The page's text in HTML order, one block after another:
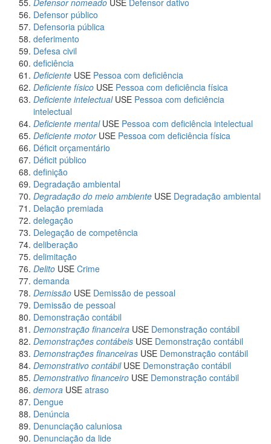
Defensor nomeado USE Defensor dativo
Defensor público
Defensoria pública
deferimento
Defesa civil
deficiência
Deficiente USE Pessoa com deficiência
Deficiente físico USE Pessoa com deficiência física
Deficiente intelectualUSE Pessoa com deficiência
intelectual
Deficiente mentalUSE Pessoa com deficiência intelectual
Deficiente motorUSE Pessoa com deficiência física
Déficit orçamentário
Déficit público
definição
Degradação ambiental
Degradação do meio ambiente USE Degradação ambiental
Delação premiada
delegação
Delegação de competência
deliberação
delimitação
Delito USE Crime
demanda
Demissão USE Demissão de pessoal
Demissão de pessoal
Demonstração contábil
Demonstração financeira USE Demonstração contábil
Demonstrações contábeis USE Demonstração contábil
Demonstrações financeiras USE Demonstração contábil
Demonstrativo contábilUSE Demonstração contábil
Demonstrativo financeiro USE Demonstração contábil
demora USE atraso
Dengue
Denúncia
Denunciação caluniosa
Denunciação da lide